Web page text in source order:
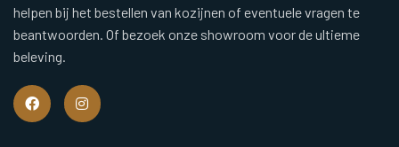
helpen bij het bestellen van kozijnen of eventuele vragen te
beantwoorden. Of bezoek onze showroom voor de ultieme
beleving.